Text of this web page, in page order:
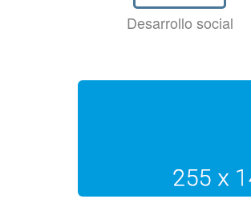
Desarrollo social